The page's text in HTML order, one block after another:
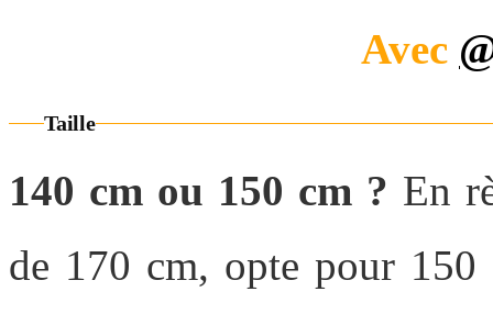
Avec
Taille
140 cm ou 150 cm ? En
de 170 cm, opte pour